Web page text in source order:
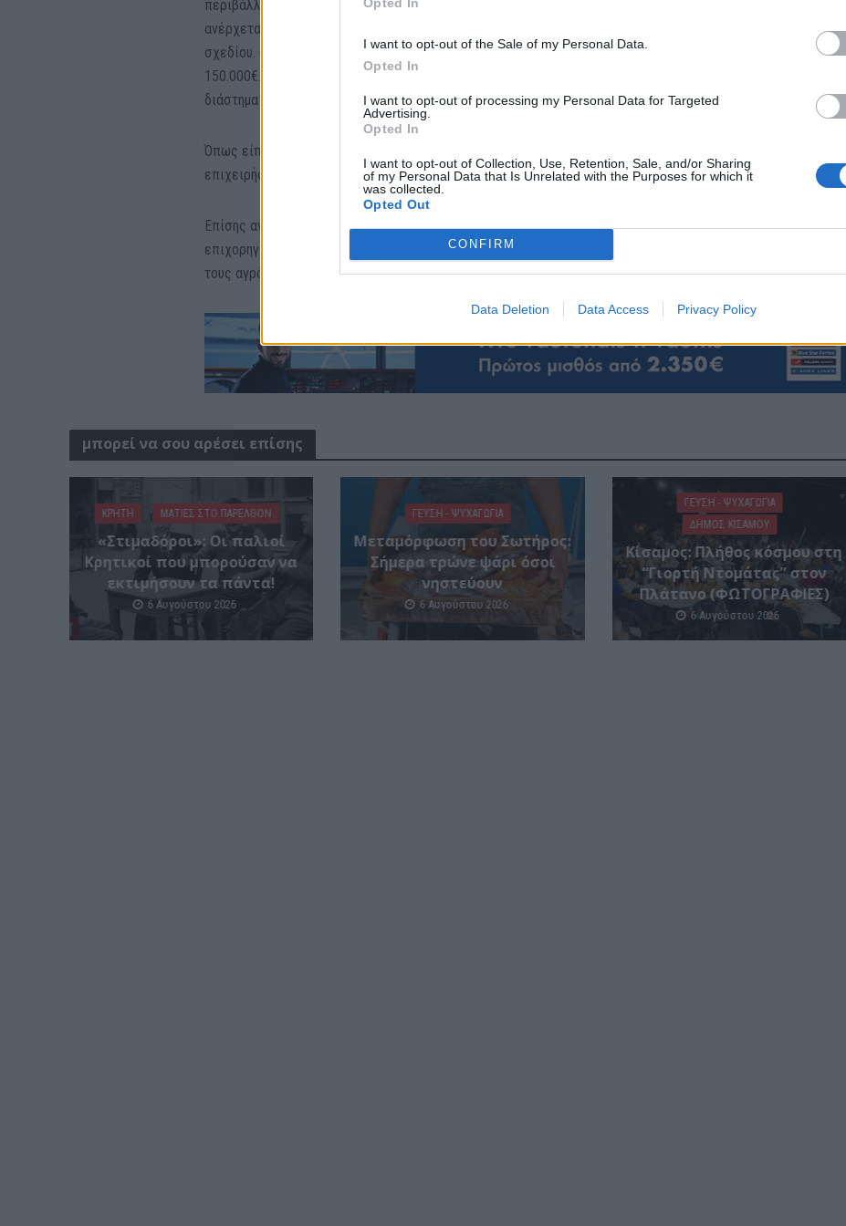
I want to opt-out of the Sale of my Personal Data.
Opted In
I want to opt-out of processing my Personal Data for Targeted
Advertising.
Opted In
I want to opt-out of Collection, Use, Retention, Sale, and/or Sharing
of my Personal Data that Is Unrelated with the Purposes for which it
was collected.
Opted Out
CONFIRM
Data Deletion Data Access Privacy Policy
περιβάλλον, η ενέργεια, η υγεία και οι ψηφιακές τεχνολογίες. Ο συνολικός προϋπολογισμός της δράσης
ανέρχεται σε 2,5 εκατ. ευρώ, ενώ το ποσοστό δημόσιας χρηματοδότησης φτάνει το 75% του επενδυτικού
σχεδίου. Ο επιχορηγούμενος προϋπολογισμός κάθε πρότασης μπορεί να κυμαίνεται από 30.000€ έως
150.000€. Η αναλυτική πρόσκληση με τις ημερομηνίες και τους όρους συμμετοχής θα δημοσιευθεί το επόμενο
διάστημα στην ιστοσελίδα του Προγράμματος «ΚΡΗΤΗ».
Όπως είπε ο κ. Φραγκάκης μέχρι τώρα στην Κρήτη έχουν χρηματοδοτηθεί από διάφορα προγράμματα 3.000
επιχειρήσεις με 800 εκατ και επιχορήγηση 400 εκατ.
Επίσης ανέφερε ότι τον Ιούνιο ανοίγει ξανά τομεταφορικό ισοδύναμοπου αφορά το έτος 2023 και
επιχορηγεί έως 40% από 20% που ήταν μέχρι σήμερα το κόστος μεταφορών για την οικοδομή , τη μεταποίηση,
τους αγρότες, κτηνοτρόφους και έχει επιδότηση συνολικά 8 εκατ ευρώ.
μπορεί να σου αρέσει επίσης
ΚΡΗΤΗ ΜΑΤΙΕΣ ΣΤΟ ΠΑΡΕΛΘΟΝ
«Στιμαδόροι»: Οι παλιοί
Κρητικοί που μπορούσαν να
εκτιμήσουν τα πάντα!
6 Αυγούστου 2026
ΓΕΎΣΗ - ΨΥΧΑΓΩΓΊΑ
Μεταμόρφωση του Σωτήρος:
Σήμερα τρώνε ψάρι όσοι
νηστεύουν
6 Αυγούστου 2026
ΓΕΎΣΗ - ΨΥΧΑΓΩΓΊΑ
ΔΉΜΟΣ ΚΙΣΆΜΟΥ
Κίσαμος: Πλήθος κόσμου στη
“Γιορτή Ντομάτας” στον
Πλάτανο (ΦΩΤΟΓΡΑΦΙΕΣ)
6 Αυγούστου 2026